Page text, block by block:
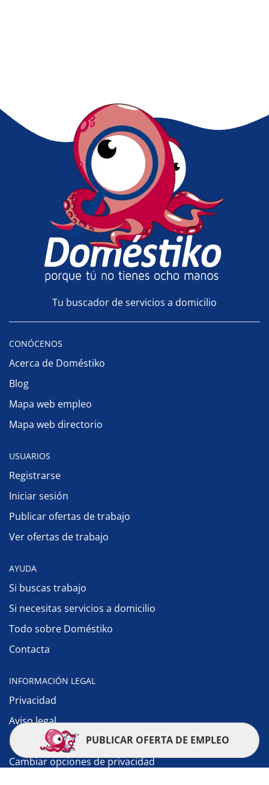
Tu buscador de servicios a domicilio
CONÓCENOS
Acerca de Doméstiko
Blog
Mapa web empleo
Mapa web directorio
USUARIOS
Registrarse
Iniciar sesión
Publicar ofertas de trabajo
Ver ofertas de trabajo
AYUDA
Si buscas trabajo
Si necesitas servicios a domicilio
Todo sobre Doméstiko
Contacta
INFORMACIÓN LEGAL
Privacidad
Aviso legal
Política de cookies
Cambiar opciones de privacidad
PUBLICAR OFERTA DE EMPLEO